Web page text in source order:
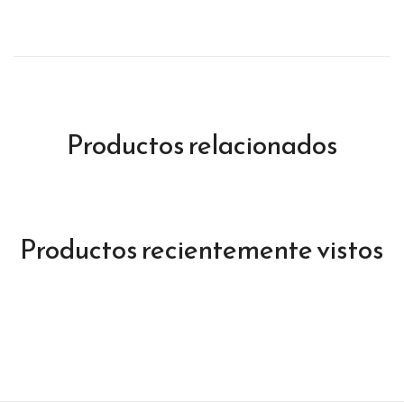
Productos relacionados
Productos recientemente vistos